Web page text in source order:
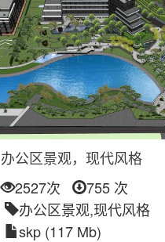
办公区景观，现代风格
2527次
755 次
办公区景观,现代风格
skp (117 Mb)